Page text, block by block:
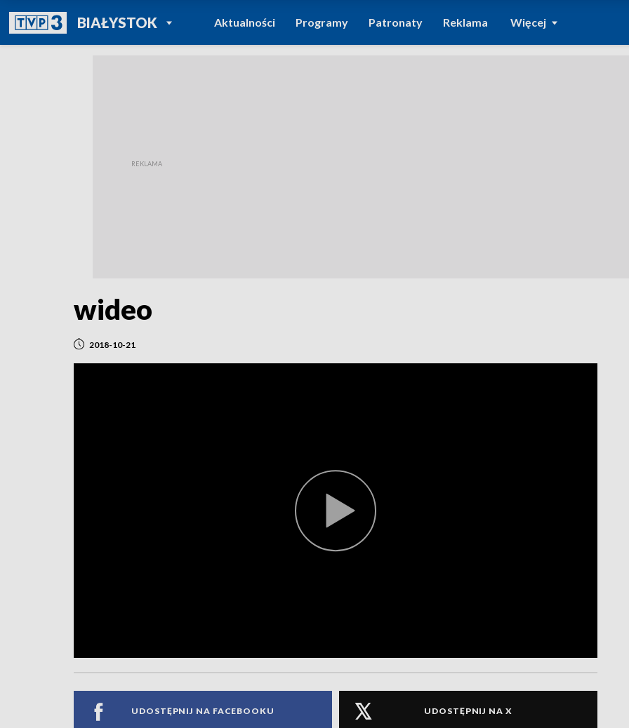
BIAŁYSTOKPOWRÓT DO
TVP REGIONY
Aktualności Programy Patronaty Reklama Więcej
wideo
2018-10-21
UDOSTĘPNIJ NA FACEBOOKU UDOSTĘPNIJ NA X